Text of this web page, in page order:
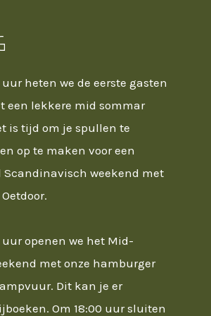
uur heten we de eerste gasten
een lekkere mid sommar
is tijd om je spullen te
op te maken voor een
weekend met
uur openen we het Mid-
met onze hamburger
Dit kan je er
Om 18:00 uur sluiten